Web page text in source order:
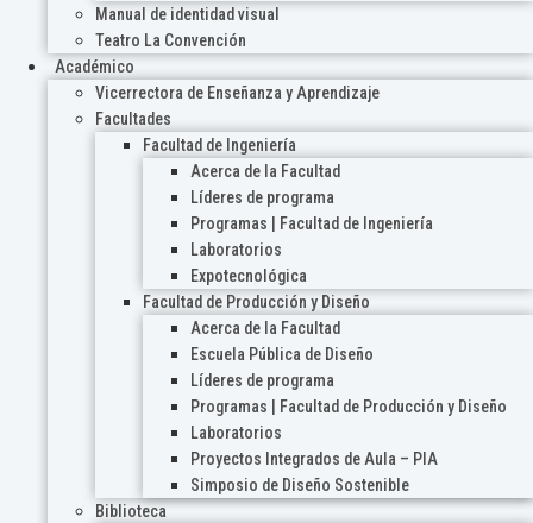
Manual de identidad visual
Teatro La Convención
Académico
Vicerrectora de Enseñanza y Aprendizaje
Facultades
Facultad de Ingeniería
Acerca de la Facultad
Líderes de programa
Programas | Facultad de Ingeniería
Laboratorios
Expotecnológica
Facultad de Producción y Diseño
Acerca de la Facultad
Escuela Pública de Diseño
Líderes de programa
Programas | Facultad de Producción y Diseño
Laboratorios
Proyectos Integrados de Aula – PIA
Simposio de Diseño Sostenible
Biblioteca